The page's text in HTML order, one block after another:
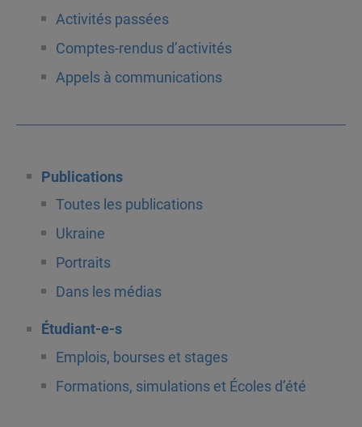
Activités passées
Comptes-rendus d’activités
Appels à communications
Publications
Toutes les publications
Ukraine
Portraits
Dans les médias
Étudiant-e-s
Emplois, bourses et stages
Formations, simulations et Écoles d’été